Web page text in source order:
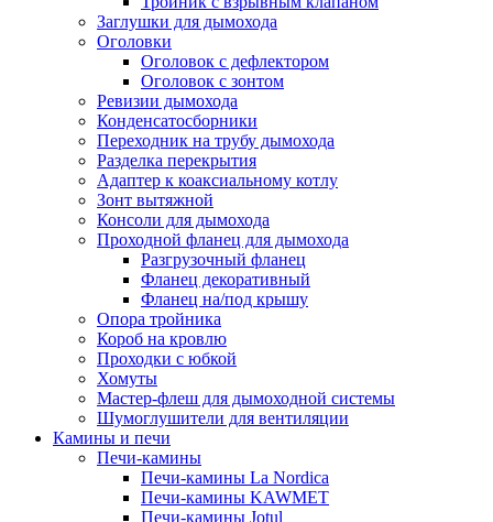
Заглушки для дымохода
Оголовки
Оголовок с дефлектором
Оголовок с зонтом
Ревизии дымохода
Конденсатосборники
Переходник на трубу дымохода
Разделка перекрытия
Адаптер к коаксиальному котлу
Зонт вытяжной
Консоли для дымохода
Проходной фланец для дымохода
Разгрузочный фланец
Фланец декоративный
Фланец на/под крышу
Опора тройника
Короб на кровлю
Проходки с юбкой
Хомуты
Мастер-флеш для дымоходной системы
Шумоглушители для вентиляции
Камины и печи
Печи-камины
Печи-камины La Nordica
Печи-камины KAWMET
Печи-камины Jotul